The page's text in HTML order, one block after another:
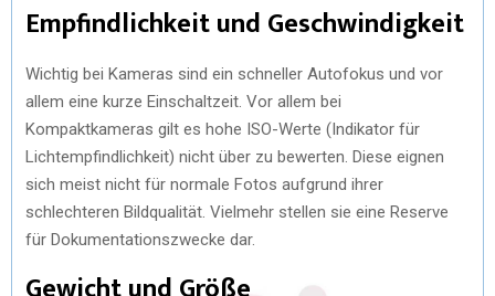
Empfindlichkeit und Geschwindigkeit
Wichtig bei Kameras sind ein schneller Autofokus und vor
allem eine kurze Einschaltzeit. Vor allem bei
Kompaktkameras gilt es hohe ISO-Werte (Indikator für
Lichtempfindlichkeit) nicht über zu bewerten. Diese eignen
sich meist nicht für normale Fotos aufgrund ihrer
schlechteren Bildqualität. Vielmehr stellen sie eine Reserve
für Dokumentationszwecke dar.